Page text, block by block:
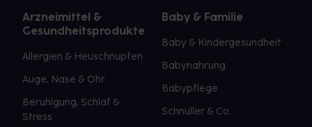
Arzneimittel &
Gesundheitsprodukte
Allergien & Heuschnupfen
Auge, Nase & Ohr
Beruhigung, Schlaf &
Stress
Baby & Familie
Baby & Kindergesundheit
Babynahrung
Babypflege
Schnuller & Co.